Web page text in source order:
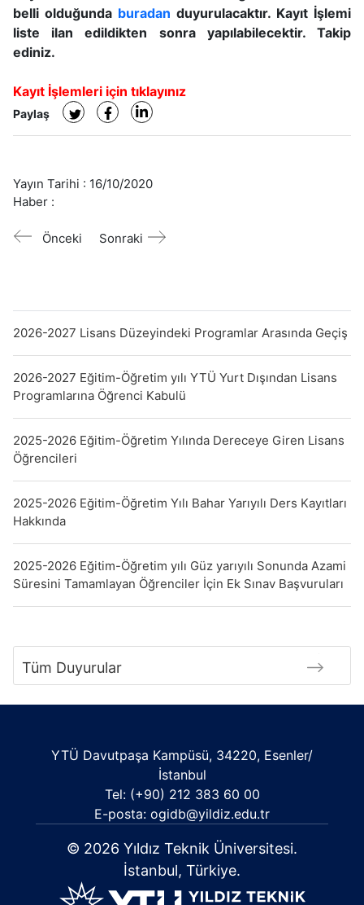
belli olduğunda buradan duyurulacaktır. Kayıt İşlemi
liste ilan edildikten sonra yapılabilecektir. Takip
ediniz.
Kayıt İşlemleri için tıklayınız
Paylaş
Yayın Tarihi : 16/10/2020
Haber :
Önceki Sonraki
2026-2027 Lisans Düzeyindeki Programlar Arasında Geçiş
2026-2027 Eğitim-Öğretim yılı YTÜ Yurt Dışından Lisans
Programlarına Öğrenci Kabulü
2025-2026 Eğitim-Öğretim Yılında Dereceye Giren Lisans
Öğrencileri
2025-2026 Eğitim-Öğretim Yılı Bahar Yarıyılı Ders Kayıtları
Hakkında
2025-2026 Eğitim-Öğretim yılı Güz yarıyılı Sonunda Azami
Süresini Tamamlayan Öğrenciler İçin Ek Sınav Başvuruları
Tüm Duyurular
YTÜ Davutpaşa Kampüsü, 34220, Esenler/
İstanbul
Tel: (+90) 212 383 60 00
E-posta: ogidb@yildiz.edu.tr
© 2026 Yıldız Teknik Üniversitesi.
İstanbul, Türkiye.